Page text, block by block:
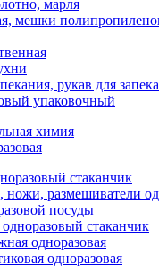
марля
мешки
рукав для
упаковочный
химия
стаканчик
ножи, размешиватели
посуды
стаканчик
одноразовая
одноразовая